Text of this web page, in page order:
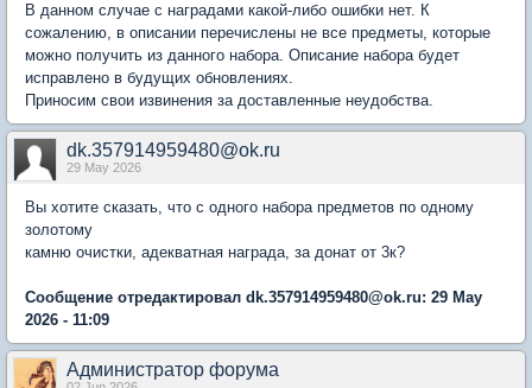
В данном случае с наградами какой-либо ошибки нет. К
сожалению, в описании перечислены не все предметы, которые
можно получить из данного набора. Описание набора будет
исправлено в будущих обновлениях.
Приносим свои извинения за доставленные неудобства.
dk.357914959480@ok.ru
29 May 2026
Вы хотите сказать, что с одного набора предметов по одному
золотому
камню очистки, адекватная награда, за донат от 3к?
Сообщение отредактировал dk.357914959480@ok.ru: 29 May
2026 - 11:09
Администратор форума